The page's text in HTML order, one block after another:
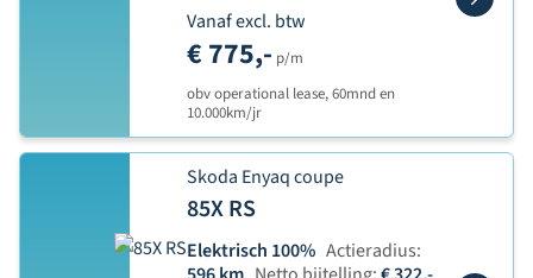
Vanaf excl. btw
€ 775,- p/m
obv operational lease, 60mnd en
10.000km/jr
Skoda Enyaq coupe
85X RS
Elektrisch 100% Actieradius: